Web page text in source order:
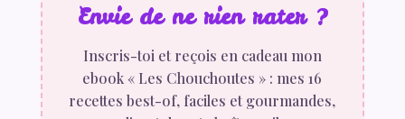
Envie de ne rien rater ?
Inscris-toi et reçois en cadeau mon
ebook « Les Chouchoutes » : mes 16
recettes best-of, faciles et gourmandes,